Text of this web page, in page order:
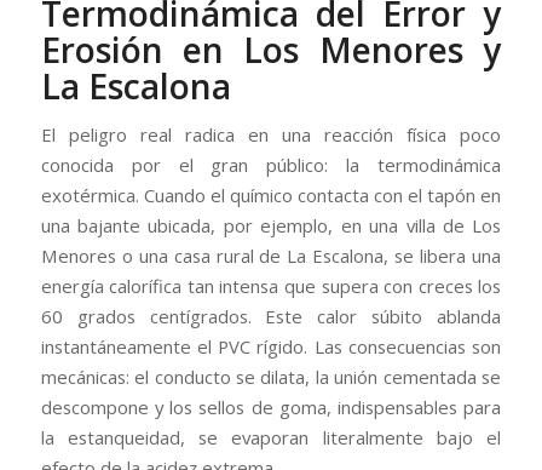
Termodinámica del Error y
Erosión en Los Menores y
La Escalona
El peligro real radica en una reacción física poco
conocida por el gran público: la termodinámica
exotérmica. Cuando el químico contacta con el tapón en
una bajante ubicada, por ejemplo, en una villa de Los
Menores o una casa rural de La Escalona, se libera una
energía calorífica tan intensa que supera con creces los
60 grados centígrados. Este calor súbito ablanda
instantáneamente el PVC rígido. Las consecuencias son
mecánicas: el conducto se dilata, la unión cementada se
descompone y los sellos de goma, indispensables para
la estanqueidad, se evaporan literalmente bajo el